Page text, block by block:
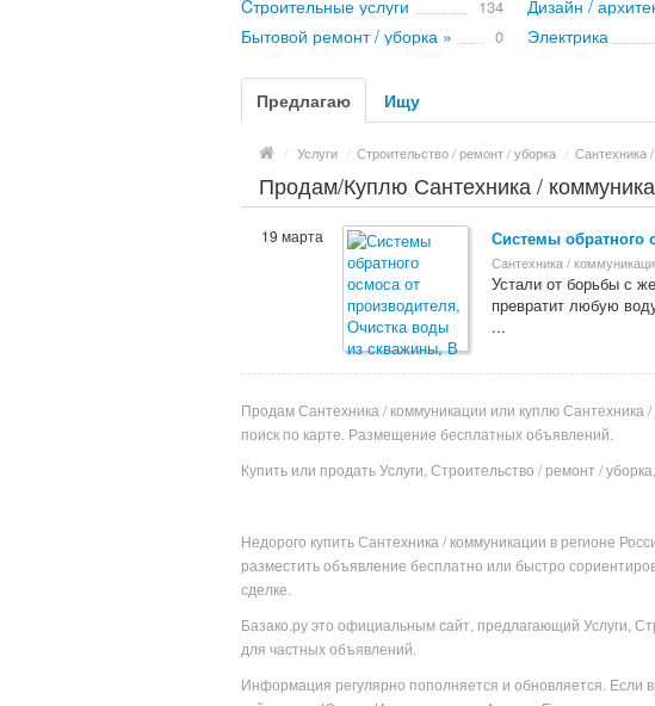
Cтроительные услуги 134 Дизайн /
Бытовой ремонт / уборка » 0 Электрика
Предлагаю Ищу
/ Услуги / Строительство / ремонт / уборка / Сантехника
Продам/Куплю Сантехника /
коммуникации.
19 марта Системы обратного
Сантехника /
Устали от борьбы с
превратит любую
...
Продам Сантехника / коммуникации или куплю Сантехника
поиск по карте. Размещение бесплатных объявлений.
Купить или продать Услуги, Строительство / ремонт /
Недорого купитьСантехника / коммуникации в регионе
разместить объявление бесплатно или быстро
сделке.
Базако.ру это официальным сайт, предлагающий Услуги,
для частных объявлений.
Информация регулярно пополняется и обновляется. Если